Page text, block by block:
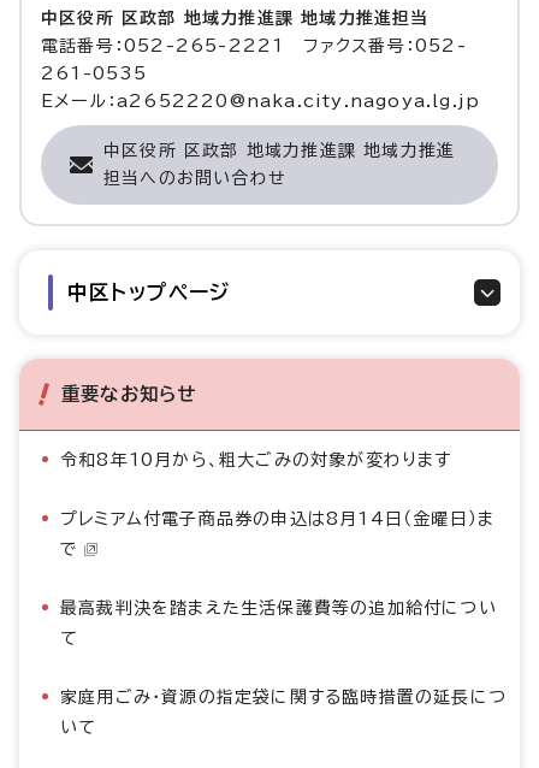
中区役所 区政部 地域力推進課 地域力推進担当
電話番号：052-265-2221 ファクス番号：052-
261-0535
Eメール：a2652220@naka.city.nagoya.lg.jp
中区役所 区政部 地域力推進課 地域力推進
担当へのお問い合わせ
中区トップページ
重要なお知らせ
令和8年10月から、粗大ごみの対象が変わります
プレミアム付電子商品券の申込は8月14日（金曜日）ま
で
最高裁判決を踏まえた生活保護費等の追加給付につい
て
家庭用ごみ・資源の指定袋に関する臨時措置の延長につ
いて